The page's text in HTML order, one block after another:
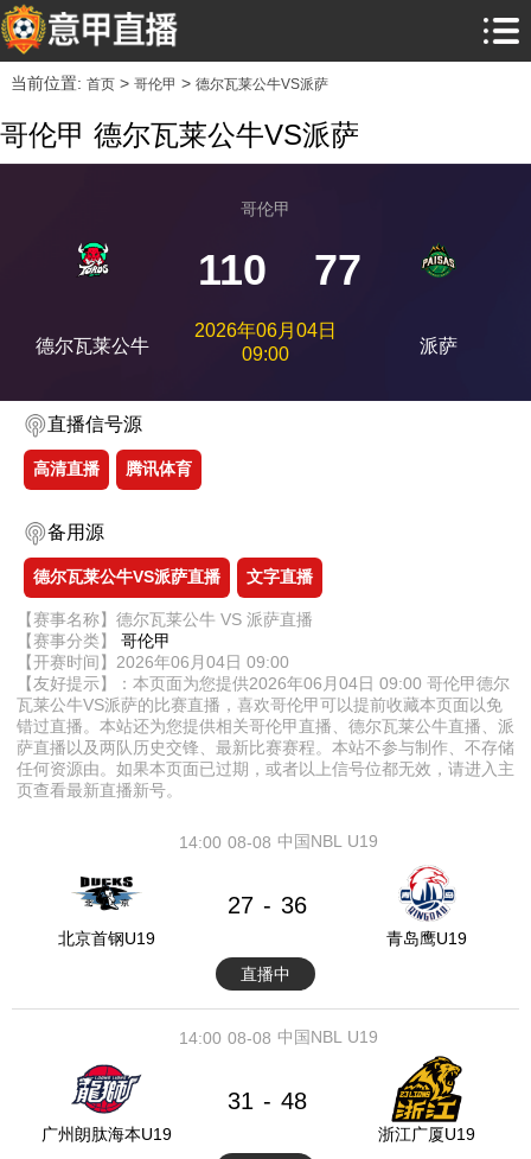
当前位置: 首页> 哥伦甲 > 德尔瓦莱公牛VS派萨
哥伦甲 德尔瓦莱公牛VS派萨
德尔瓦莱公牛
哥伦甲
110 77
2026年06月04日
09:00
派萨
直播信号源
高清直播 腾讯体育
备用源
德尔瓦莱公牛VS派萨直播 文字直播
【赛事名称】德尔瓦莱公牛 VS 派萨直播
【赛事分类】 哥伦甲
【开赛时间】2026年06月04日 09:00
【友好提示】：本页面为您提供2026年06月04日 09:00 哥伦甲德尔
瓦莱公牛VS派萨的比赛直播，喜欢哥伦甲可以提前收藏本页面以免
错过直播。本站还为您提供相关哥伦甲直播、德尔瓦莱公牛直播、派
萨直播以及两队历史交锋、最新比赛赛程。本站不参与制作、不存储
任何资源由。如果本页面已过期，或者以上信号位都无效，请进入主
页查看最新直播新号。
08-08
14:00 中国NBL U19
北京首钢U19
27 - 36
青岛鹰U19
直播中
08-08
14:00 中国NBL U19
广州朗肽海本U19
31 - 48
浙江广厦U19